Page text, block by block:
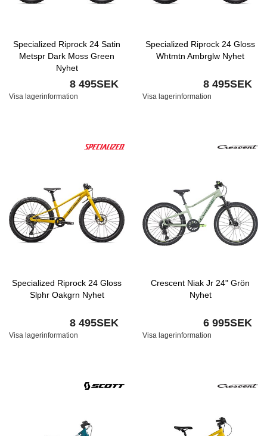
Specialized Riprock 24 Satin
Metspr Dark Moss Green
Nyhet
8 495SEK
Visa lagerinformation
Specialized Riprock 24 Gloss
Whtmtn Ambrglw Nyhet
8 495SEK
Visa lagerinformation
Specialized Riprock 24 Gloss
Slphr Oakgrn Nyhet
8 495SEK
Visa lagerinformation
Crescent Niak Jr 24" Grön
Nyhet
6 995SEK
Visa lagerinformation